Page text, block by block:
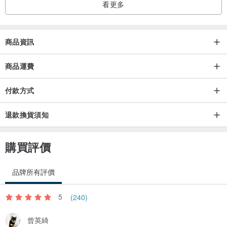
看更多
商品資訊
商品運費
付款方式
退款換貨須知
購買評價
品牌所有評價
5 (240)
曾英綺